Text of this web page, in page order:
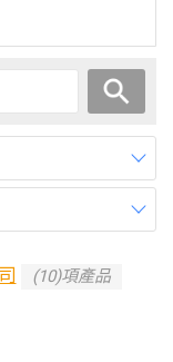
(10)項產品